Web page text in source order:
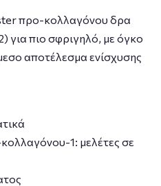
προ-κολλαγόνου δρα
για πιο σφριγηλό, με όγκο
αποτέλεσμα ενίσχυσης
1: μελέτες σε